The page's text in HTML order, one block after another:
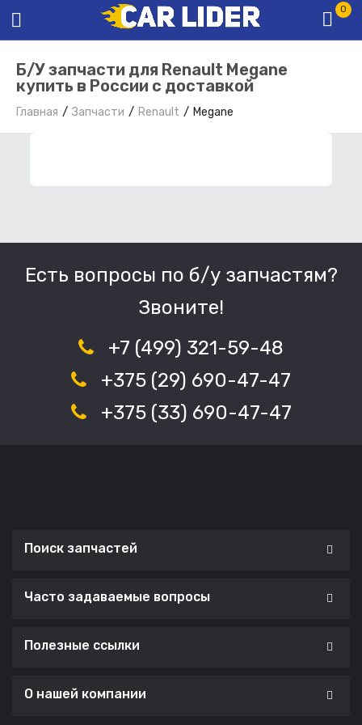
0
Б/У запчасти для Renault Megane
купить в России с доставкой
Главная Запчасти Renault Megane
Есть вопросы по б/у запчастям?
Звоните!
+7 (499) 321-59-48
+375 (29) 690-47-47
+375 (33) 690-47-47
Поиск запчастей
Часто задаваемые вопросы
Полезные ссылки
О нашей компании